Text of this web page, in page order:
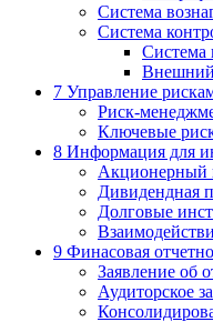
Система
Система
Система
Внешний
7 Управление
Риск-
Ключевые
8 Информация для
Акционерный
Дивидендная
Долговые
9 Финасовая
Заявление об
Аудиторское